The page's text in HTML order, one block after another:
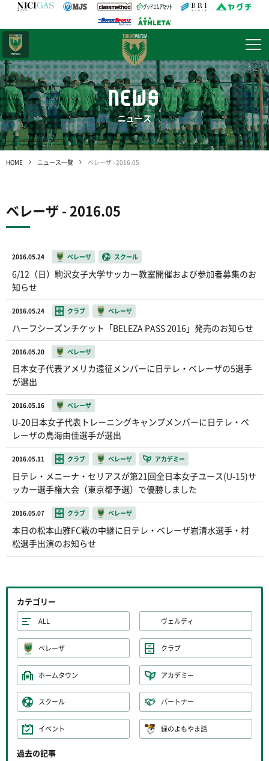
NEWS
ニュース
HOME ニュース一覧 ベレーザ - 2016.05
ベレーザ - 2016.05
2016.05.24 ベレーザ スクール
6/12（日）駒沢女子大学サッカー教室開催および参加者募集のお
知らせ
2016.05.24 クラブ ベレーザ
ハーフシーズンチケット「BELEZA PASS 2016」発売のお知らせ
2016.05.20 ベレーザ
日本女子代表アメリカ遠征メンバーに日テレ・ベレーザの5選手
が選出
2016.05.16 ベレーザ
U-20日本女子代表トレーニングキャンプメンバーに日テレ・ベ
レーザの鳥海由佳選手が選出
2016.05.11 クラブ ベレーザ アカデミー
日テレ・メニーナ・セリアスが第21回全日本女子ユース(U-15)サ
ッカー選手権大会（東京都予選）で優勝しました
2016.05.07 クラブ ベレーザ
本日の松本山雅FC戦の中継に日テレ・ベレーザ岩清水選手・村
松選手出演のお知らせ
カテゴリー
ALL ヴェルディ
ベレーザ クラブ
ホームタウン アカデミー
スクール パートナー
イベント 緑のよもやま話
過去の記事